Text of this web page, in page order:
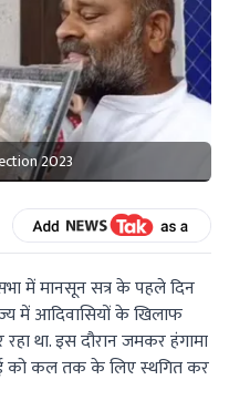
2023
में मानसून सत्र के पहले दिन
में आदिवासियों के खिलाफ
था. इस दौरान जमकर हंगामा
को कल तक के लिए स्थगित कर